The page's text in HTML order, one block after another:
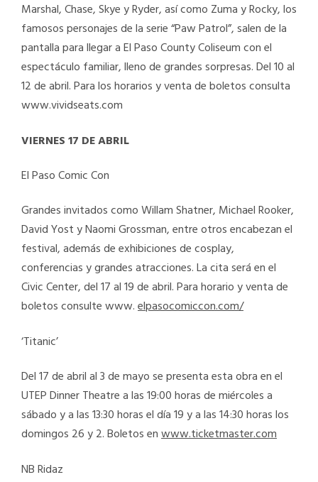
Marshal, Chase, Skye y Ryder, así como Zuma y Rocky, los
famosos personajes de la serie “Paw Patrol”, salen de la
pantalla para llegar a El Paso County Coliseum con el
espectáculo familiar, lleno de grandes sorpresas. Del 10 al
12 de abril. Para los horarios y venta de boletos consulta
www.vividseats.com
VIERNES 17 DE ABRIL
El Paso Comic Con
Grandes invitados como Willam Shatner, Michael Rooker,
David Yost y Naomi Grossman, entre otros encabezan el
festival, además de exhibiciones de cosplay,
conferencias y grandes atracciones. La cita será en el
Civic Center, del 17 al 19 de abril. Para horario y venta de
boletos consulte www.elpasocomiccon.com/
‘Titanic’
Del 17 de abril al 3 de mayo se presenta esta obra en el
UTEP Dinner Theatre a las 19:00 horas de miércoles a
sábado y a las 13:30 horas el día 19 y a las 14:30 horas los
domingos 26 y 2. Boletos enwww.ticketmaster.com
NB Ridaz